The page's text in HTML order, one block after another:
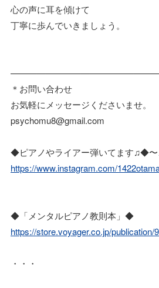
心の声に耳を傾けて
丁寧に歩んでいきましょう。
＊お問い合わせ
お気軽にメッセージくださいませ。
psychomu8@gmail.com
◆ピアノやライアー弾いてます♫◆〜
https://www.instagram.com/
◆「メンタルピアノ教則本」◆
https://store.voyager.co.jp/publication/
・・・